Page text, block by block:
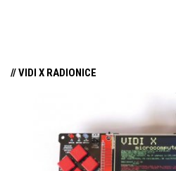
// VIDI X RADIONICE